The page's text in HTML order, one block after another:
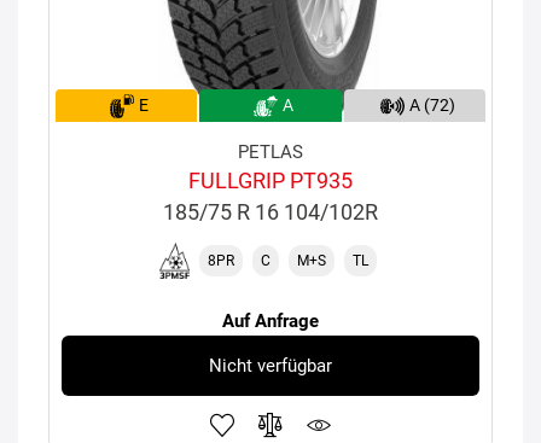
E A A (72)
PETLAS
FULLGRIP PT935
185/75 R 16 104/102R
8PR C M+S TL
Auf Anfrage
Nicht verfügbar